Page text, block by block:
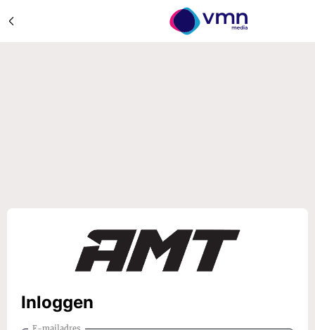
Inloggen